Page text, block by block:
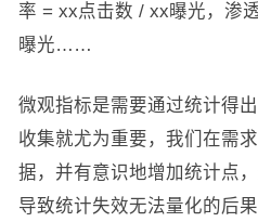
率 = xx点击数 / xx曝光，渗
曝光……
微观指标是需要通过统计得
收集就尤为重要，我们在需
据，并有意识地增加统计点
导致统计失效无法量化的后果